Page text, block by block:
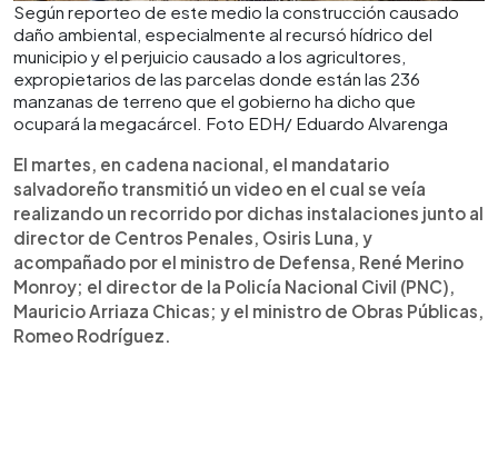
Según reporteo de este medio la construcción causado
daño ambiental, especialmente al recursó hídrico del
municipio y el perjuicio causado a los agricultores,
expropietarios de las parcelas donde están las 236
manzanas de terreno que el gobierno ha dicho que
ocupará la megacárcel. Foto EDH/ Eduardo Alvarenga
El martes, en cadena nacional, el mandatario
salvadoreño transmitió un video en el cual se veía
realizando un recorrido por dichas instalaciones junto al
director de Centros Penales, Osiris Luna, y
acompañado por el ministro de Defensa, René Merino
Monroy; el director de la Policía Nacional Civil (PNC),
Mauricio Arriaza Chicas; y el ministro de Obras Públicas,
Romeo Rodríguez.